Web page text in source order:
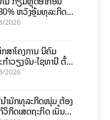
ຫວັງອູ້ມທຸລະກິດ
ຍ ແລະ ຈຸນລະ
2026
ສາໂຄງການ ນິຄົມ
ຳວຽງຈັນ-ໄຊທານີ ຕັ້ງ
150 ລ້ານໂດລາ, ສ້າງ
2026
ຳນັກທຸລະກິດໜຸ່ມ ຕ້ອງ
ກິດເສດຖະກິດ ເນັ້ນດຶງ